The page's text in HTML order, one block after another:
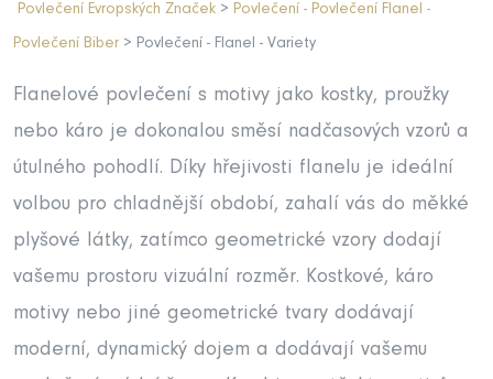
Povlečení Evropských Značek > Povlečení - Povlečení Flanel -
Povlečení Biber > Povlečení - Flanel - Variety
Flanelové povlečení s motivy jako kostky, proužky
nebo káro je dokonalou směsí nadčasových vzorů a
útulného pohodlí. Díky hřejivosti flanelu je ideální
volbou pro chladnější období, zahalí vás do měkké
plyšové látky, zatímco geometrické vzory dodají
vašemu prostoru vizuální rozměr. Kostkové, káro
motivy nebo jiné geometrické tvary dodávají
moderní, dynamický dojem a dodávají vašemu